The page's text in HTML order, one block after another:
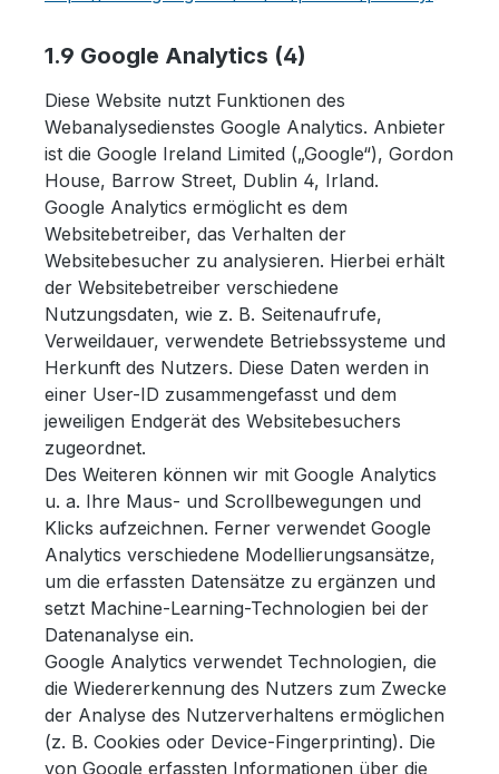
1.9 Google Analytics (4)
Diese Website nutzt Funktionen des
Webanalysedienstes Google Analytics. Anbieter
ist die Google Ireland Limited („Google“), Gordon
House, Barrow Street, Dublin 4, Irland.
Google Analytics ermöglicht es dem
Websitebetreiber, das Verhalten der
Websitebesucher zu analysieren. Hierbei erhält
der Websitebetreiber verschiedene
Nutzungsdaten, wie z. B. Seitenaufrufe,
Verweildauer, verwendete Betriebssysteme und
Herkunft des Nutzers. Diese Daten werden in
einer User-ID zusammengefasst und dem
jeweiligen Endgerät des Websitebesuchers
zugeordnet.
Des Weiteren können wir mit Google Analytics
u. a. Ihre Maus- und Scrollbewegungen und
Klicks aufzeichnen. Ferner verwendet Google
Analytics verschiedene Modellierungsansätze,
um die erfassten Datensätze zu ergänzen und
setzt Machine-Learning-Technologien bei der
Datenanalyse ein.
Google Analytics verwendet Technologien, die
die Wiedererkennung des Nutzers zum Zwecke
der Analyse des Nutzerverhaltens ermöglichen
(z. B. Cookies oder Device-Fingerprinting). Die
von Google erfassten Informationen über die